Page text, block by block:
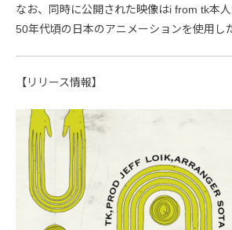
なお、同時に公開された映像はi from tk本
50年代頃の日本のアニメーションを使用し
【リリース情報】